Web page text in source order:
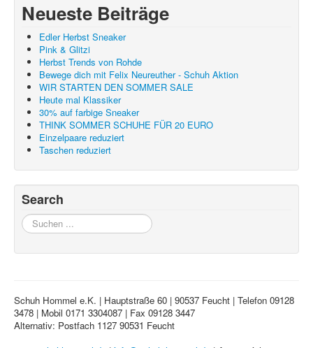
Neueste Beiträge
Edler Herbst Sneaker
Pink & Glitzi
Herbst Trends von Rohde
Bewege dich mit Felix Neureuther - Schuh Aktion
WIR STARTEN DEN SOMMER SALE
Heute mal Klassiker
30% auf farbige Sneaker
THINK SOMMER SCHUHE FÜR 20 EURO
Einzelpaare reduziert
Taschen reduziert
Search
Suchen
...
Schuh Hommel e.K. | Hauptstraße 60 | 90537 Feucht | Telefon 09128
3478 | Mobil 0171 3304087 | Fax 09128 3447
Alternativ: Postfach 1127 90531 Feucht